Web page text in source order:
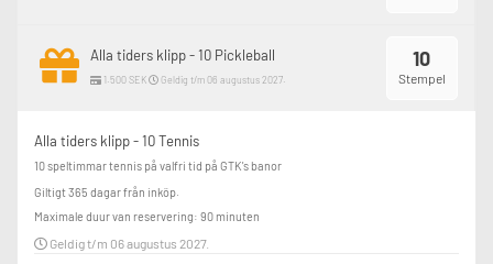
10
Stempel
Alla tiders klipp - 10 Pickleball
1.500 SEK Geldig t/m 06 augustus 2027.
Alla tiders klipp - 10 Tennis
10 speltimmar tennis på valfri tid på GTK's banor
Giltigt 365 dagar från inköp.
Maximale duur van reservering: 90 minuten
Geldig t/m 06 augustus 2027.